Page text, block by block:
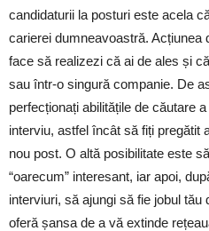
candidaturii la posturi este acela
carierei dumneavoastră. Acțiunea
face să realizezi că ai de ales și
sau într-o singură companie. De
perfecționați abilitățile de căutare
interviu, astfel încât să fiți pregătit
nou post. O altă posibilitate este
“oarecum” interesant, iar apoi,
interviuri, să ajungi să fie jobul
oferă șansa de a vă extinde